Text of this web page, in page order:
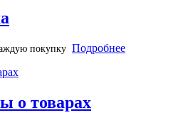
покупку Подробнее
о товарах